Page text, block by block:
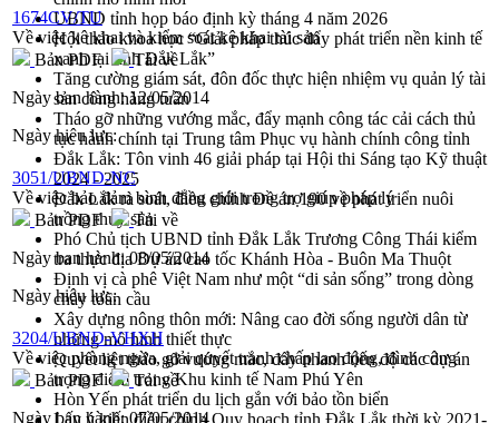
UBND tỉnh họp báo định kỳ tháng 4 năm 2026
Hội thảo khoa học “Giải pháp thúc đẩy phát triển nền kinh tế
xanh tại tỉnh Đắk Lắk”
Tăng cường giám sát, đôn đốc thực hiện nhiệm vụ quản lý tài
sản công hàng tuần
Tháo gỡ những vướng mắc, đẩy mạnh công tác cải cách thủ
tục hành chính tại Trung tâm Phục vụ hành chính công tỉnh
Đắk Lắk: Tôn vinh 46 giải pháp tại Hội thi Sáng tạo Kỹ thuật
2024 - 2025
Đắk Lắk rà soát, điều chỉnh Đề án 190 về phát triển nuôi
trồng thủy sản
Phó Chủ tịch UBND tỉnh Đắk Lắk Trương Công Thái kiểm
tra thực địa Dự án cao tốc Khánh Hòa - Buôn Ma Thuột
Định vị cà phê Việt Nam như một “di sản sống” trong dòng
chảy toàn cầu
Xây dựng nông thôn mới: Nâng cao đời sống người dân từ
những mô hình thiết thực
Quyết liệt tháo gỡ vướng mắc, đẩy nhanh tiến độ các dự án
trọng điểm trong Khu kinh tế Nam Phú Yên
Hòn Yến phát triển du lịch gắn với bảo tồn biển
1674CV/TU
Về việc kê khai và kiểm soát kê khai tài sản
Bản PDF
Tải về
Ngày ban hành:12/05/2014
Ngày hiệu lực:
3051/UBND-NC
Về việc bảo đảm bình đẳng giới trong trợ giúp pháp lý
Bản PDF
Tải về
Ngày ban hành:08/05/2014
Ngày hiệu lực:
3204/UBND-VHXH
Về việc phòng ngừa, giải quyết tranh chấp lao động, đình công
Bản PDF
Tải về
Ngày ban hành:07/05/2014